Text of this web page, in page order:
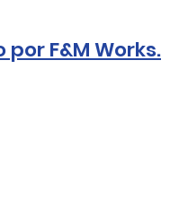
F&M Works.